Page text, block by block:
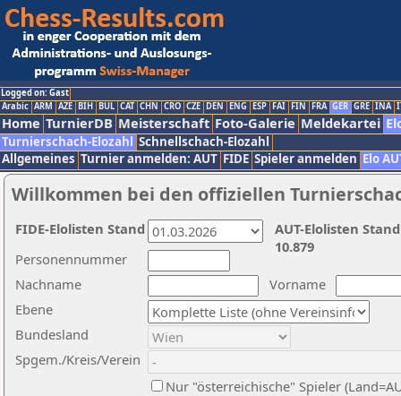
Logged on: Gast
Arabic ARM AZE BIH BUL CAT CHN CRO CZE DEN ENG ESP FAI FIN FRA GER GRE INA
Home TurnierDB Meisterschaft Foto-Galerie Meldekartei
Turnierschach-Elozahl Schnellschach-Elozahl
Allgemeines Turnier anmelden: AUT FIDE Spieler anmelden Elo
Willkommen bei den offiziellen
Nachname
Vorname
Ebene
Personennummer
Bundesland
Spgem./Kreis/Verein
Nur "österreichische" Spieler
AUT-Elolisten
10.879
FIDE-Elolisten Stand